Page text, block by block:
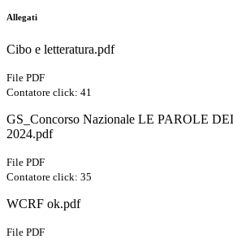
Allegati
Cibo e letteratura.pdf
File PDF
Contatore click: 41
GS_Concorso Nazionale LE PAROLE
2024.pdf
File PDF
Contatore click: 35
WCRF ok.pdf
File PDF